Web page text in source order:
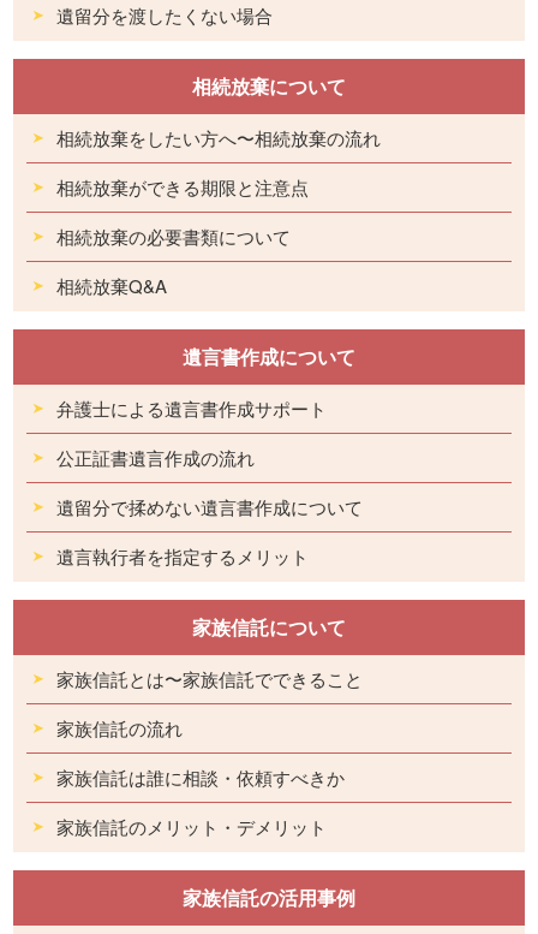
遺留分を渡したくない場合
相続放棄について
相続放棄をしたい方へ〜相続放棄の流れ
相続放棄ができる期限と注意点
相続放棄の必要書類について
相続放棄Q&A
遺言書作成について
弁護士による遺言書作成サポート
公正証書遺言作成の流れ
遺留分で揉めない遺言書作成について
遺言執行者を指定するメリット
家族信託について
家族信託とは〜家族信託でできること
家族信託の流れ
家族信託は誰に相談・依頼すべきか
家族信託のメリット・デメリット
家族信託の活用事例